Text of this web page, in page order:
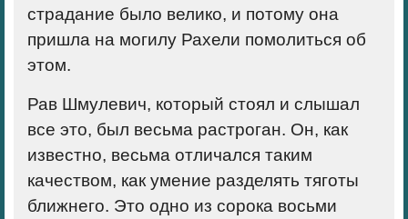
страдание было велико, и потому она
пришла на могилу Рахели помолиться об
этом.
Рав Шмулевич, который стоял и слышал
все это, был весьма растроган. Он, как
известно, весьма отличался таким
качеством, как умение разделять тяготы
ближнего. Это одно из сорока восьми